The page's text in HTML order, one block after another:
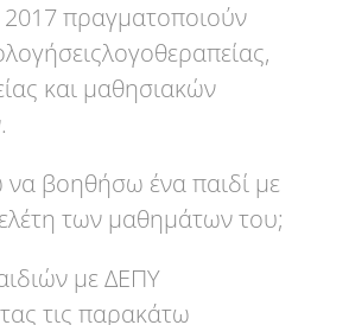
2017 πραγματοποιούν
και μαθησιακών
βοηθήσω ένα παιδί με
των μαθημάτων του;
με ΔΕΠΥ
τις παρακάτω